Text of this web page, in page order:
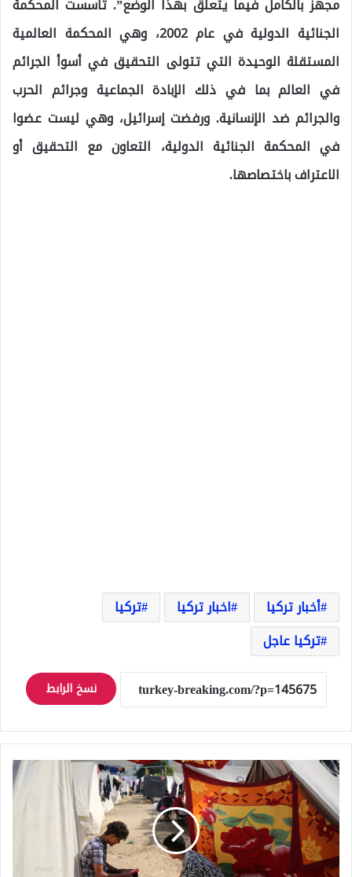
مجهز بالكامل فيما يتعلق بهذا الوضع”. تأسست المحكمة
الجنائية الدولية في عام 2002، وهي المحكمة العالمية
المستقلة الوحيدة التي تتولى التحقيق في أسوأ الجرائم
في العالم بما في ذلك الإبادة الجماعية وجرائم الحرب
والجرائم ضد الإنسانية. ورفضت إسرائيل، وهي ليست عضوا
في المحكمة الجنائية الدولية، التعاون مع التحقيق أو
الاعتراف باختصاصها.
أخبار تركيا اخبار تركيا
تركيا
تركيا عاجل
نسخ الرابط
وتحتاج
غزة
إلى
مساعدات
بمليارات
الدولارات
لإلغاء